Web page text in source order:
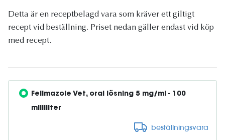
Detta är en receptbelagd vara som kräver ett giltigt
recept vid beställning. Priset nedan gäller endast vid köp
med recept.
Felimazole Vet, oral lösning 5 mg/ml - 100
milliliter
beställningsvara